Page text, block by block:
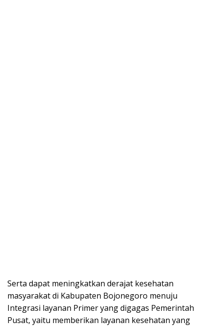
Serta dapat meningkatkan derajat kesehatan
masyarakat di Kabupaten Bojonegoro menuju
Integrasi layanan Primer yang digagas Pemerintah
Pusat, yaitu memberikan layanan kesehatan yang